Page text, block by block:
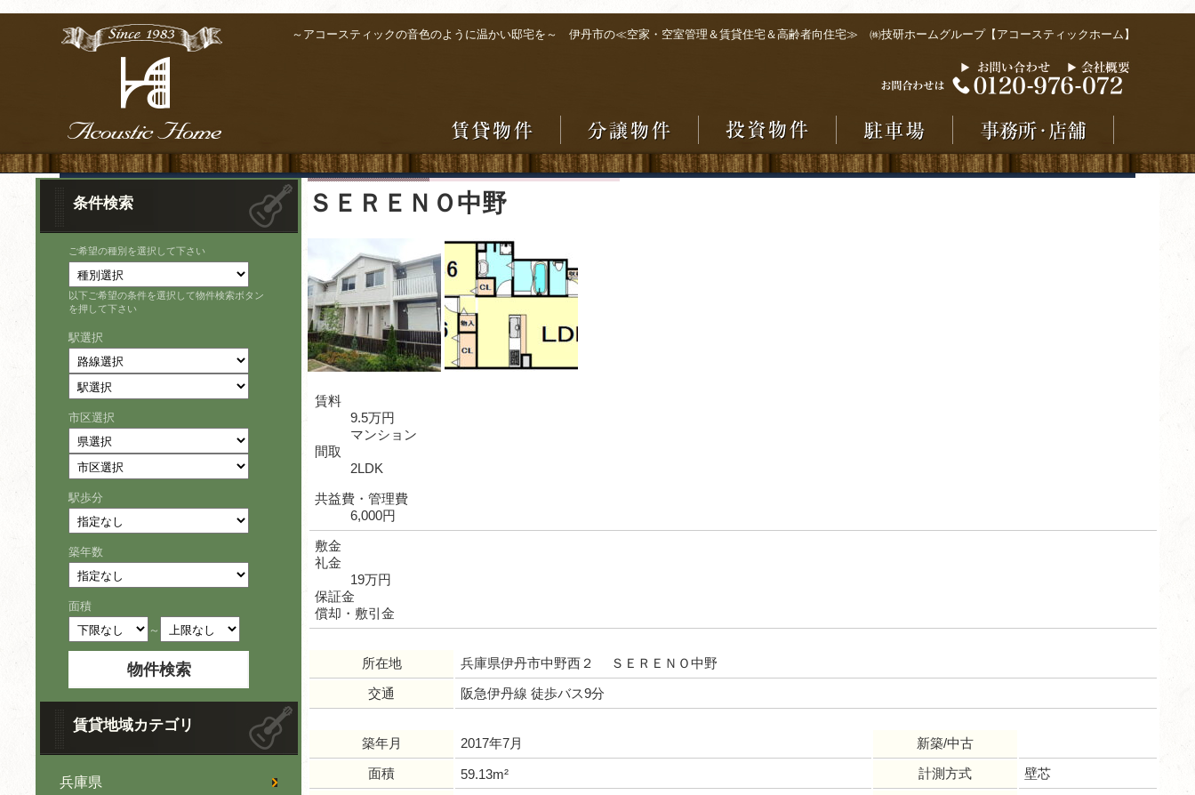
～アコースティックの音色のように温かい邸宅を～ 伊丹市の≪空家・空室管理＆賃貸住宅＆高齢者向住宅≫ ㈱技研ホームグループ【アコースティックホーム】
条件検索
ご希望の種別を選択して下さい
以下ご希望の条件を選択して物件検索ボタン
を押して下さい
駅選択
市区選択
駅歩分
築年数
面積
～
賃貸地域カテゴリ
兵庫県
ＳＥＲＥＮＯ中野
賃料
9.5万円
マンション
間取
2LDK
共益費・管理費
6,000円
敷金
礼金
19万円
保証金
償却・敷引金
所在地
兵庫県伊丹市中野西２ ＳＥＲＥＮＯ中野
交通
阪急伊丹線 徒歩バス9分
築年月 2017年7月
新築/中古
面積
59.13m² 計測方式
壁芯